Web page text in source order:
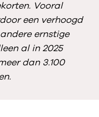
Vooral
een verhoogd
ernstige
al in 2025
dan 3.100